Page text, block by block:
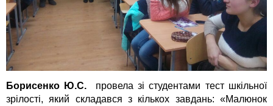
Борисенко Ю.С.
провела зі студентами тест шкільної
зрілості, який складався з кількох завдань: «Малюнок